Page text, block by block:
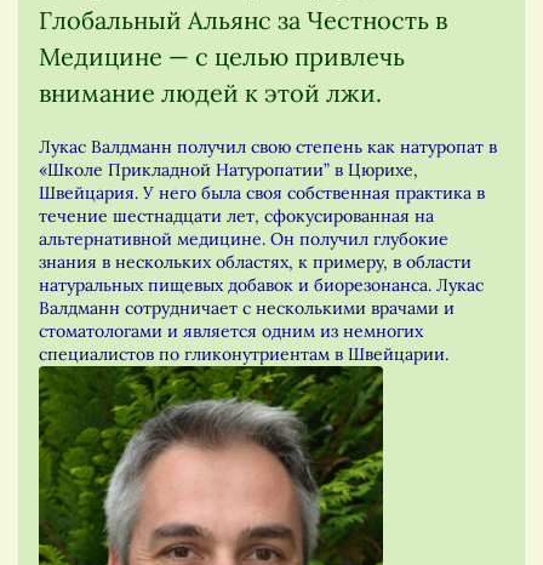
Глобальный Альянс за Честность в
Медицине — с целью привлечь
внимание людей к этой лжи.
Лукас Валдманн получил свою степень как натуропат в
«Школе Прикладной Натуропатии” в Цюрихе,
Швейцария. У него была своя собственная практика в
течение шестнадцати лет, сфокусированная на
альтернативной медицине. Он получил глубокие
знания в нескольких областях, к примеру, в области
натуральных пищевых добавок и биорезонанса. Лукас
Валдманн сотрудничает с несколькими врачами и
стоматологами и является одним из немногих
специалистов по гликонутриентам в Швейцарии.